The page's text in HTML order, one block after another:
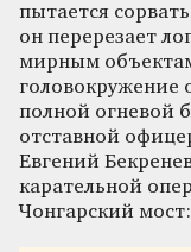
пытается
он перерезает
мирным
головокружение
полной огневой
отставной
Евгений
карательной
Чонгарский мост: